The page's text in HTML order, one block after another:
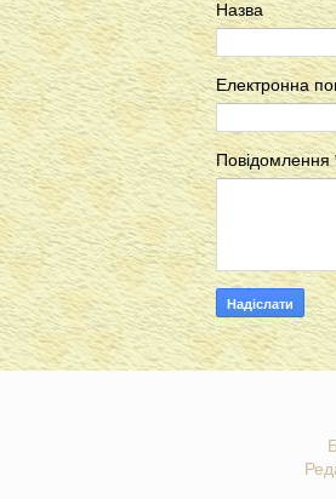
Назва
Електронна
Повідомлення